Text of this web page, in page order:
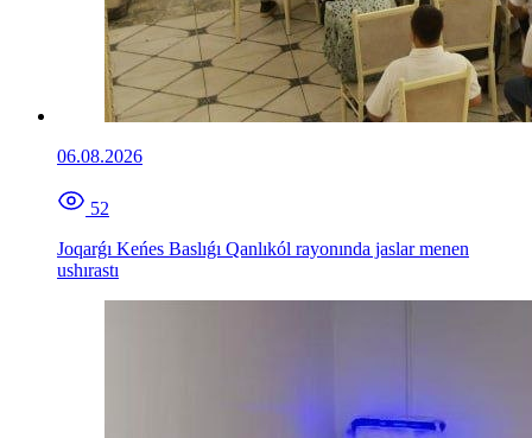
06.08.2026
52
Joqarǵı Keńes Baslıǵı Qanlıkól rayonında jaslar menen
ushırastı